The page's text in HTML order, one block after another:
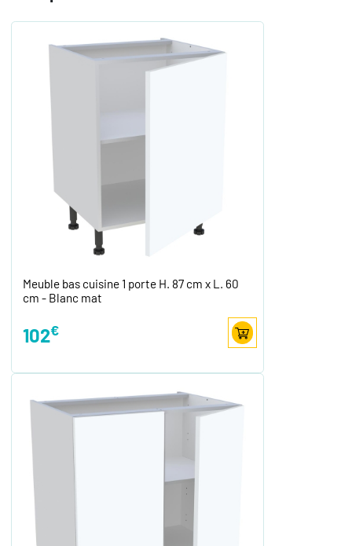
Meuble bas cuisine 1 porte H. 87 cm x L. 60
cm - Blanc mat
102€